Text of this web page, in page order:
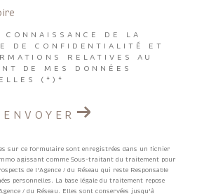
DE LA
DE CONFIDENTIALITÉ ET
RELATIVES AU
DE MES DONNÉES
(*)*
ENVOYER
sur ce formulaire sont enregistrées dans un fichier
agissant comme Sous-traitant du traitement pour
de l'Agence / du Réseau qui reste Responsable
personnelles. La base légale du traitement repose
/ du Réseau. Elles sont conservées jusqu'à